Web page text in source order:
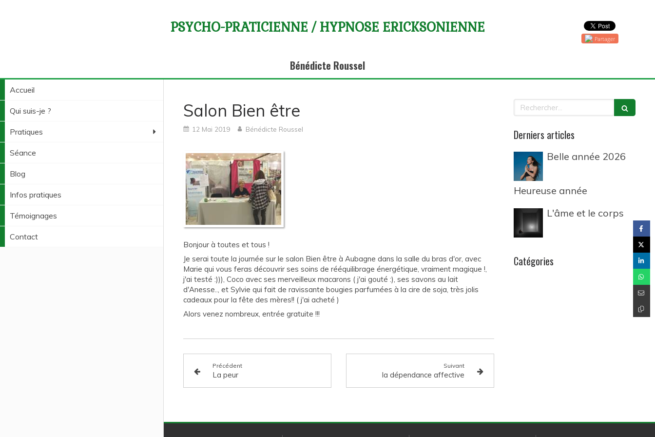
PSYCHO-PRATICIENNE / HYPNOSE ERICKSONIENNE
Partager
Bénédicte Roussel
Accueil
Qui suis-je ?
Pratiques
Séance
Blog
Infos pratiques
Témoignages
Contact
Salon Bien être
12 Mai 2019 Bénédicte Roussel
Bonjour à toutes et tous !
Je serai toute la journée sur le salon Bien être à Aubagne dans la salle du bras d'or, avec
Marie qui vous feras découvrir ses soins de rééquilibrage énergétique, vraiment magique !,
j'ai testé :))), Coco avec ses merveilleux macarons ( j'ai gouté :), ses savons au lait
d'Anesse.., et Sylvie qui fait de ravissante bougies parfumées à la cire de soja, très jolis
cadeaux pour la fête des mères!! ( j'ai acheté )
Alors venez nombreux, entrée gratuite !!!
Précédent
La peur
Suivant
la dépendance affective
Rechercher
Derniers articles
Belle année 2026
Heureuse année
L'âme et le corps
Catégories